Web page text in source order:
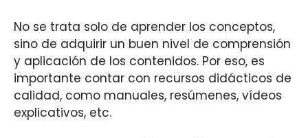
No se trata solo de aprender los conceptos,
sino de adquirir un buen nivel de comprensión
y aplicación de los contenidos. Por eso, es
importante contar con recursos didácticos de
calidad, como manuales, resúmenes, vídeos
explicativos, etc.